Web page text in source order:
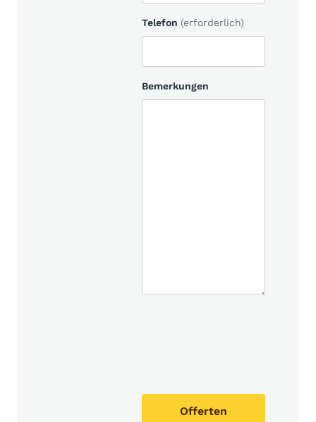
Telefon (erforderlich)
Bemerkungen
Offerten